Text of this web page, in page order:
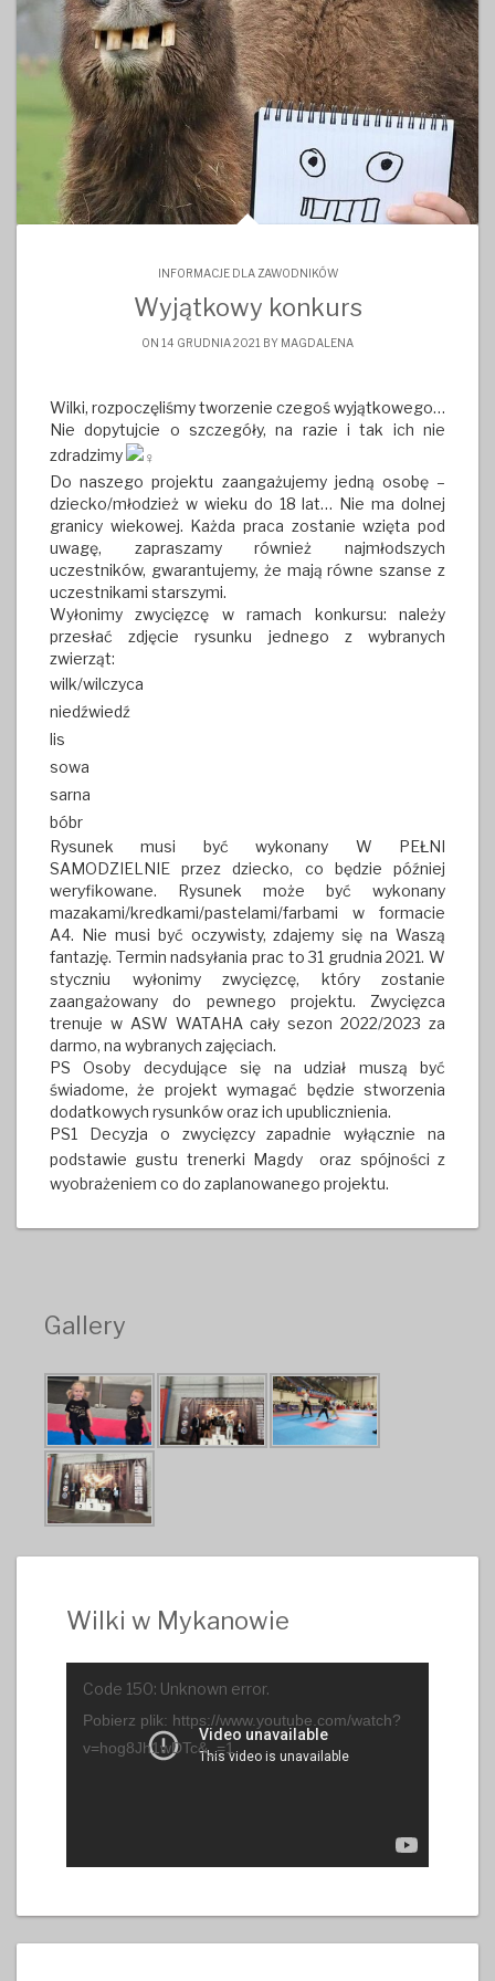
INFORMACJE DLA ZAWODNIKÓW
Wyjątkowy konkurs
ON 14 GRUDNIA 2021 BY MAGDALENA
Wilki, rozpoczęliśmy tworzenie czegoś wyjątkowego…
Nie dopytujcie o szczegóły, na razie i tak ich nie
zdradzimy
Do naszego projektu zaangażujemy jedną osobę –
dziecko/młodzież w wieku do 18 lat… Nie ma dolnej
granicy wiekowej. Każda praca zostanie wzięta pod
uwagę, zapraszamy również najmłodszych
uczestników, gwarantujemy, że mają równe szanse z
uczestnikami starszymi.
Wyłonimy zwycięzcę w ramach konkursu: należy
przesłać zdjęcie rysunku jednego z wybranych
zwierząt:
wilk/wilczyca
niedźwiedź
lis
sowa
sarna
bóbr
Rysunek musi być wykonany W PEŁNI
SAMODZIELNIE przez dziecko, co będzie później
weryfikowane. Rysunek może być wykonany
mazakami/kredkami/pastelami/farbami w formacie
A4. Nie musi być oczywisty, zdajemy się na Waszą
fantazję. Termin nadsyłania prac to 31 grudnia 2021. W
styczniu wyłonimy zwycięzcę, który zostanie
zaangażowany do pewnego projektu. Zwycięzca
trenuje w ASW WATAHA cały sezon 2022/2023 za
darmo, na wybranych zajęciach.
PS Osoby decydujące się na udział muszą być
świadome, że projekt wymagać będzie stworzenia
dodatkowych rysunków oraz ich upublicznienia.
PS1 Decyzja o zwycięzcy zapadnie wyłącznie na
podstawie gustu trenerki Magdy
oraz spójności z
wyobrażeniem co do zaplanowanego projektu.
Gallery
Wilki w Mykanowie
Code 150: Unknown error.
Pobierz plik: https://www.youtube.com/watch?
v=hog8Jh1wDTc&_=1